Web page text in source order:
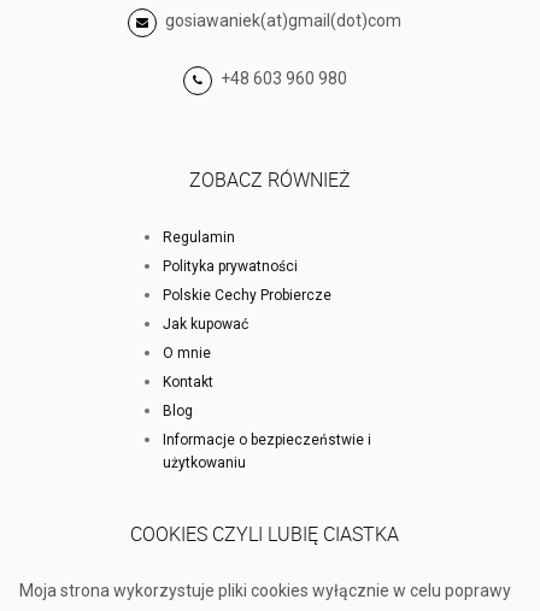
gosiawaniek(at)gmail(dot)com
+48 603 960 980
ZOBACZ RÓWNIEŻ
Regulamin
Polityka prywatności
Polskie Cechy Probiercze
Jak kupować
O mnie
Kontakt
Blog
Informacje o bezpieczeństwie i
użytkowaniu
COOKIES CZYLI LUBIĘ CIASTKA
Moja strona wykorzystuje pliki cookies wyłącznie w celu poprawy